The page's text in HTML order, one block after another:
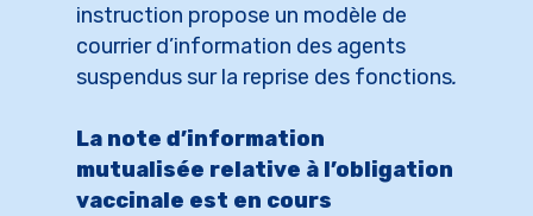
instruction propose un modèle de
courrier d’information des agents
suspendus sur la reprise des fonctions.
La note d’information
mutualisée relative à l’obligation
vaccinale est en cours